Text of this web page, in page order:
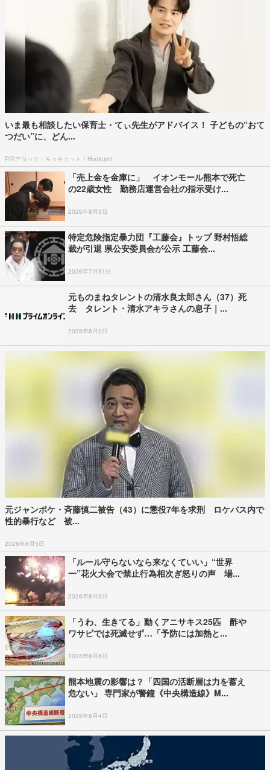
いま最も相談したい保育士・てぃ先生がアドバイス！ 子どもの“おて
つだい”に、どん...
PR(アタック・キュキュット｜Hugkum)
「売上金を金庫に」 イオンモール熊本で死亡
の22歳女性 勤務店運営会社の指示受け...
2026年8月3日
特定危険指定暴力団『工藤会』トップ 野村悟総
裁が引退 県公安委員会が公示 工藤会...
2026年7月31日
元ものまねタレントの清水良太郎さん（37）死
去 タレント・清水アキラさんの息子｜...
2026年8月2日
元ジャンポケ・斉藤慎二被告（43）に懲役7年を求刑 ロケバス内で
性的暴行など 被...
2026年8月5日
「ルール守らないなら来なくていい」“世界
一”花火大会で禁止行為相次ぎ怒りの声 場...
2026年8月3日
「うわ、生きてる」動くアニサキス25匹 酢や
ワサビでは死滅せず…「予防には加熱と...
2026年8月6日
熊本地震の影響は？「四国の活断層は力を蓄え
危ない」 専門家が警鐘《中央構造線》M...
2026年8月4日